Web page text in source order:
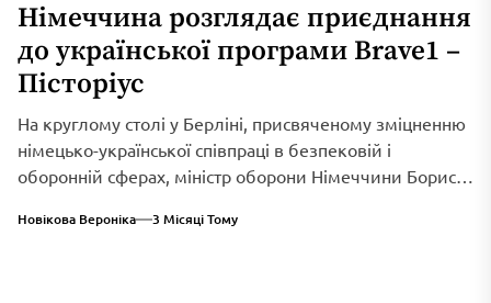
Німеччина розглядає приєднання
до української програми Brave1 –
Пісторіус
На круглому столі у Берліні, присвяченому зміцненню
німецько-української співпраці в безпековій і
оборонній сферах, міністр оборони Німеччини Борис
Новікова Вероніка 3 Місяці Тому